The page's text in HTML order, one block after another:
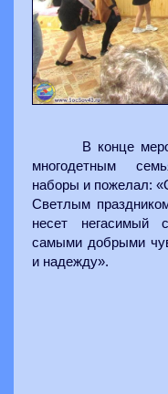
В конце
многодетным
наборы и пожелал:
Светлым
несет негасимый
самыми добрыми
и надежду».